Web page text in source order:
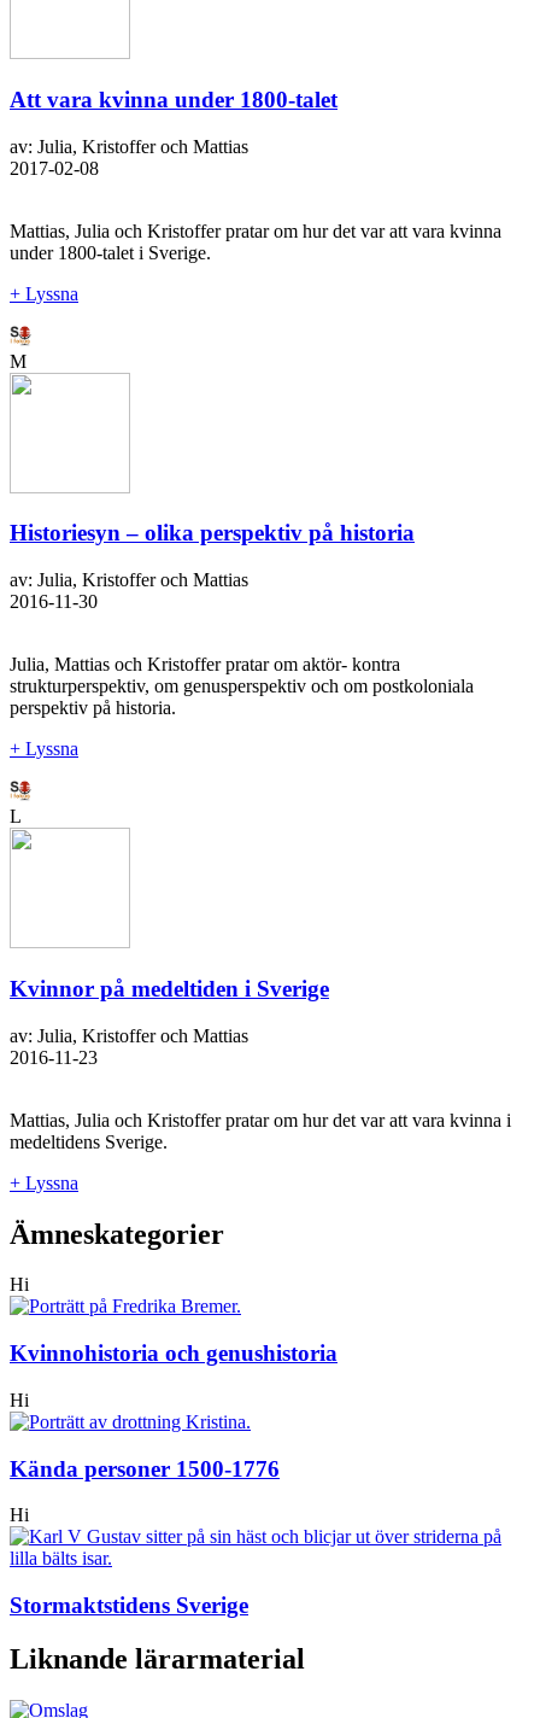
Att vara kvinna under 1800-talet
av: Julia, Kristoffer och Mattias
2017-02-08
Mattias, Julia och Kristoffer pratar om hur det var att vara kvinna
under 1800-talet i Sverige.
+ Lyssna
M
Historiesyn – olika perspektiv på historia
av: Julia, Kristoffer och Mattias
2016-11-30
Julia, Mattias och Kristoffer pratar om aktör- kontra
strukturperspektiv, om genusperspektiv och om postkoloniala
perspektiv på historia.
+ Lyssna
L
Kvinnor på medeltiden i Sverige
av: Julia, Kristoffer och Mattias
2016-11-23
Mattias, Julia och Kristoffer pratar om hur det var att vara kvinna i
medeltidens Sverige.
+ Lyssna
Ämneskategorier
Hi
Kvinnohistoria och genushistoria
Hi
Kända personer 1500-1776
Hi
Stormaktstidens Sverige
Liknande lärarmaterial